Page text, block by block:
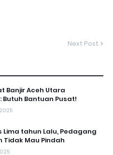
Next Post
Banjir Aceh Utara
Butuh Bantuan Pusat!
Lima tahun Lalu, Pedagang
Tidak Mau Pindah